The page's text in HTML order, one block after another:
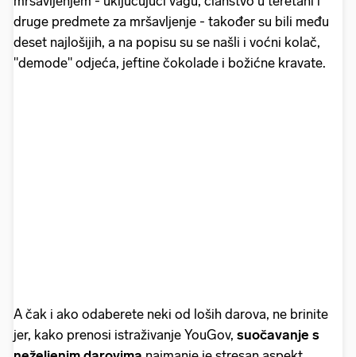
druge predmete za mršavljenje - također su bili među
deset najlošijih, a na popisu su se našli i voćni kolač,
"demode" odjeća, jeftine čokolade i božićne kravate.
A čak i ako odaberete neki od loših darova, ne brinite
jer, kako prenosi istraživanje YouGov, suočavanje s